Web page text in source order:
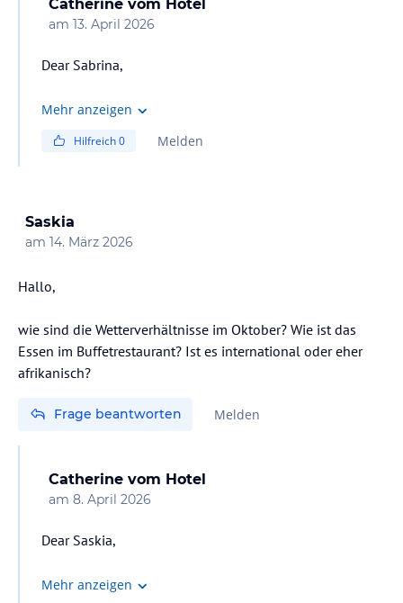
Catherine vom Hotel
am 13. April 2026
Dear Sabrina,
Hello from C Mauritius!
Our beaches are safe. But for your peace of mind, you
C U Soon!
Mehr anzeigen
Hilfreich0 Melden
Saskia
am 14. März 2026
Hallo,
wie sind die Wetterverhältnisse im Oktober? Wie ist das
Essen im Buffetrestaurant? Ist es international oder eher
afrikanisch?
Frage beantworten Melden
Catherine vom Hotel
am 8. April 2026
Dear Saskia,
Hello from C Mauritius!
Mehr anzeigen